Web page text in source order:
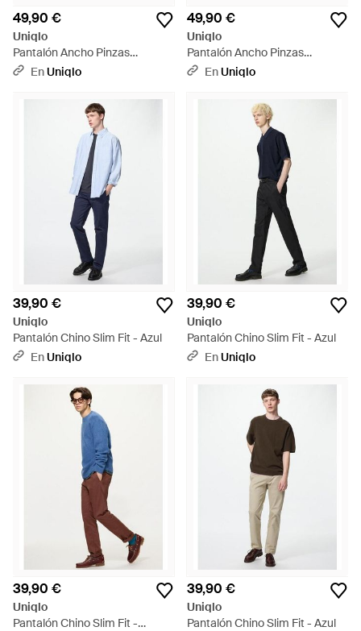
49,90 €
Uniqlo
Pantalón Ancho Pinzas
Cepillado (Largo) - Gris
EnUniqlo
49,90 €
Uniqlo
Pantalón Ancho Pinzas
Cepillado Estampado - Marrón
EnUniqlo
39,90 €
Uniqlo
Pantalón Chino Slim Fit - Azul
EnUniqlo
39,90 €
Uniqlo
Pantalón Chino Slim Fit - Azul
EnUniqlo
39,90 €
Uniqlo
Pantalón Chino Slim Fit -
39,90 €
Uniqlo
Pantalón Chino Slim Fit - Azul